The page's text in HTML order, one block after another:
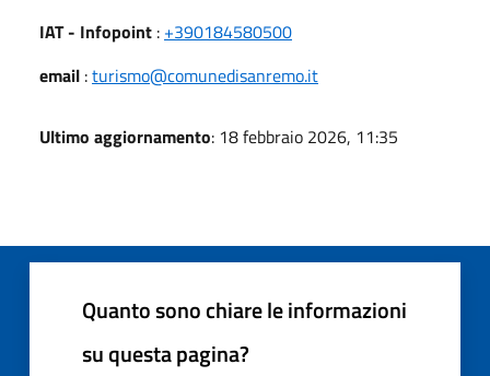
IAT - Infopoint : +390184580500
email :turismo@comunedisanremo.it
Ultimo aggiornamento: 18 febbraio 2026, 11:35
Quanto sono chiare le informazioni
su questa pagina?